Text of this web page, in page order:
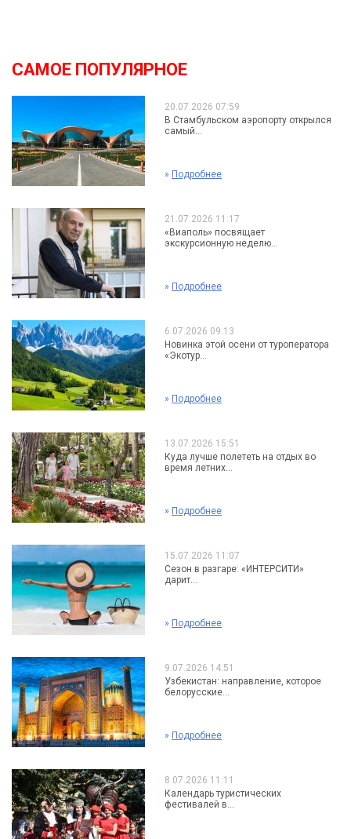
САМОЕ ПОПУЛЯРНОЕ
20.07.2026 07:59
В Стамбульском аэропорту открылся
самый...
» Подробнее
21.07.2026 11:17
«Виаполь» посвящает
экскурсионную неделю...
» Подробнее
6.07.2026 09:13
Новинка этой осени от туроператора
«Экотур...
» Подробнее
13.07.2026 15:51
Куда лучше полететь на отдых во
время летних...
» Подробнее
15.07.2026 11:07
Сезон в разгаре: «ИНТЕРСИТИ»
дарит...
» Подробнее
9.07.2026 14:51
Узбекистан: направление, которое
белорусские...
» Подробнее
8.07.2026 11:11
Календарь туристических
фестивалей в...